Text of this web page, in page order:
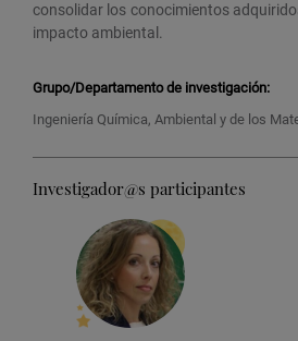
consolidar los conocimientos
impacto ambiental.
Grupo/Departamento de investigación:
Ingeniería Química, Ambiental y de los
Investigador@s participantes